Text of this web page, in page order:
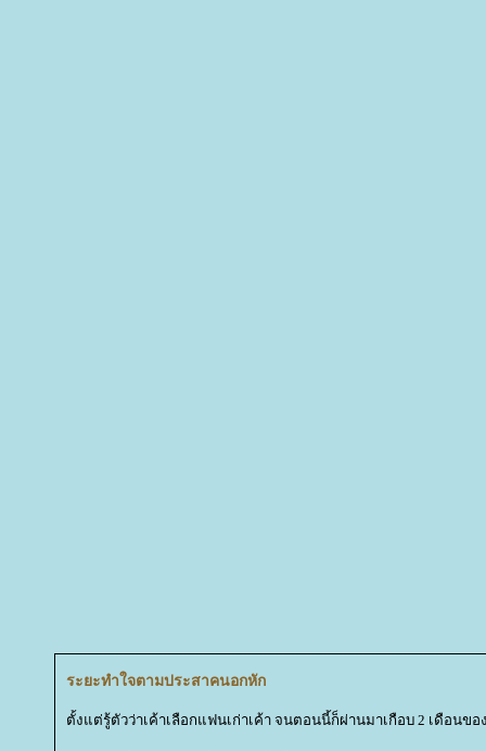
ระยะทำใจตามประสาคนอกหัก
ตั้งแต่รู้ตัวว่าเค้าเลือกแฟนเก่าเค้า จนตอนนี้ก็ผ่านมาเกือบ 2 เดือนขอ